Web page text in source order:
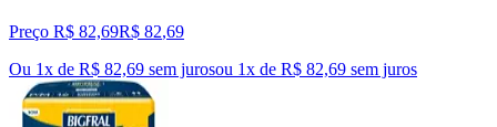
Preço R$ 82,69R$ 82,69
Ou 1x de R$ 82,69 sem jurosou 1x de R$ 82,69 sem juros